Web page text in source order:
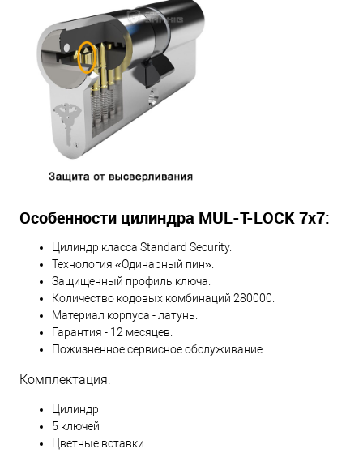
Особенности цилиндра MUL-T-LOCK 7х7:
Цилиндр класса Standard Security.
Технология «Одинарный пин».
Защищенный профиль ключа.
Количество кодовых комбинаций 280000.
Материал корпуса - латунь.
Гарантия - 12 месяцев.
Пожизненное сервисное обслуживание.
Комплектация:
Цилиндр
5 ключей
Цветные вставки